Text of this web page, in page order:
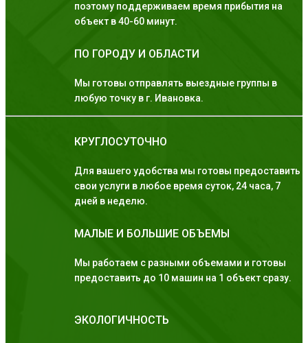
поэтому поддерживаем время прибытия на
объект в 40-60 минут.
ПО ГОРОДУ И ОБЛАСТИ
Мы готовы отправлять выездные группы в
любую точку в г. Ивановка.
КРУГЛОСУТОЧНО
Для вашего удобства мы готовы предоставить
свои услуги в любое время суток, 24 часа, 7
дней в неделю.
МАЛЫЕ И БОЛЬШИЕ ОБЪЕМЫ
Мы работаем с разными объемами и готовы
предоставить до 10 машин на 1 объект сразу.
ЭКОЛОГИЧНОСТЬ